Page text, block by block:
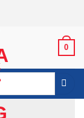
0